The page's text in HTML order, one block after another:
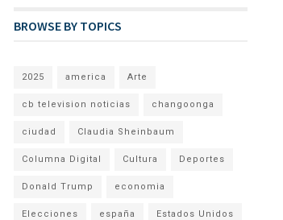
BROWSE BY TOPICS
2025 america Arte
cb television noticias changoonga
ciudad Claudia Sheinbaum
Columna Digital Cultura Deportes
Donald Trump economia
Elecciones españa Estados Unidos